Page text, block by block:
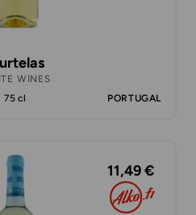
WINES
75 cl PORTUGAL
11,49 €